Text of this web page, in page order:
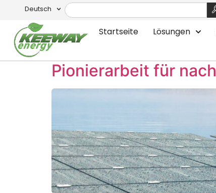
Deutsch
Startseite Lösungen
Schlagwort:
Floor Tiles
Pionierarbeit für